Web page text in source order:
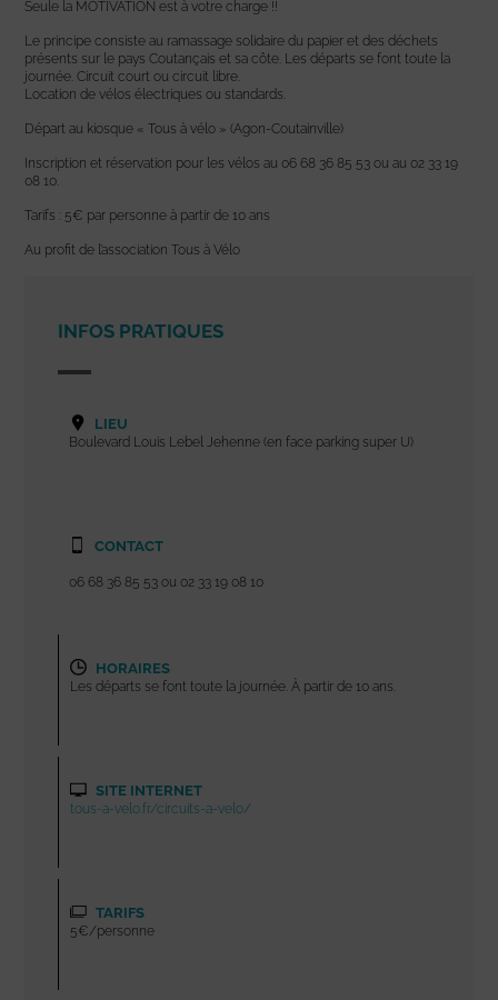
Seule la MOTIVATION est à votre charge !!
Le principe consiste au ramassage solidaire du papier et des déchets
présents sur le pays Coutançais et sa côte. Les départs se font toute la
journée. Circuit court ou circuit libre.
Location de vélos électriques ou standards.
Départ au kiosque « Tous à vélo » (Agon-Coutainville)
Inscription et réservation pour les vélos au 06 68 36 85 53 ou au 02 33 19
08 10.
Tarifs : 5€ par personne à partir de 10 ans
Au profit de l’association Tous à Vélo
INFOS PRATIQUES
LIEU
Boulevard Louis Lebel Jehenne (en face parking super U)
CONTACT
06 68 36 85 53 ou 02 33 19 08 10
HORAIRES
Les départs se font toute la journée. À partir de 10 ans.
SITE INTERNET
tous-a-velo.fr/circuits-a-velo/
TARIFS
5€/personne